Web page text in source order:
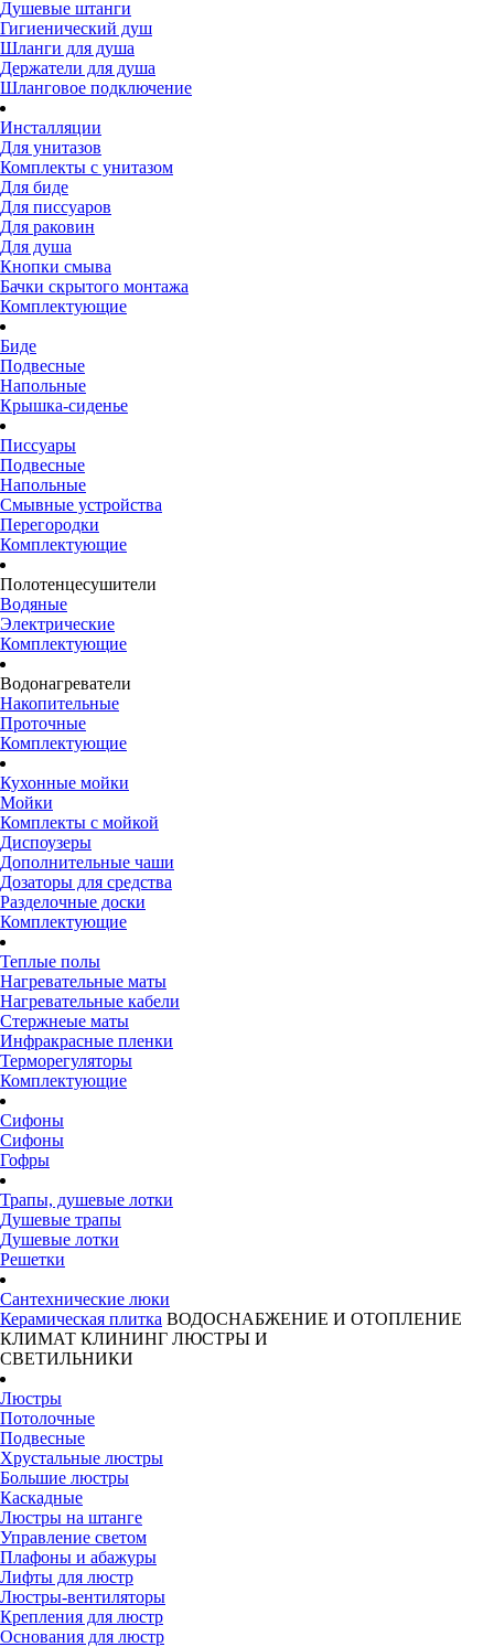
Душевые штанги
Гигиенический душ
Шланги для душа
Держатели для душа
Шланговое подключение
Инсталляции
Для унитазов
Комплекты с унитазом
Для биде
Для писсуаров
Для раковин
Для душа
Кнопки смыва
Бачки скрытого монтажа
Комплектующие
Биде
Подвесные
Напольные
Крышка-сиденье
Писсуары
Подвесные
Напольные
Смывные устройства
Перегородки
Комплектующие
Полотенцесушители
Водяные
Электрические
Комплектующие
Водонагреватели
Накопительные
Проточные
Комплектующие
Кухонные мойки
Мойки
Комплекты с мойкой
Диспоузеры
Дополнительные чаши
Дозаторы для средства
Разделочные доски
Комплектующие
Теплые полы
Нагревательные маты
Нагревательные кабели
Стержнеые маты
Инфракрасные пленки
Терморегуляторы
Комплектующие
Сифоны
Сифоны
Гофры
Трапы, душевые лотки
Душевые трапы
Душевые лотки
Решетки
Сантехнические люки
Керамическая плитка ВОДОСНАБЖЕНИЕ И ОТОПЛЕНИЕ
КЛИМАТ КЛИНИНГ ЛЮСТРЫ И
СВЕТИЛЬНИКИ
Люстры
Потолочные
Подвесные
Хрустальные люстры
Большие люстры
Каскадные
Люстры на штанге
Управление светом
Плафоны и абажуры
Лифты для люстр
Люстры-вентиляторы
Крепления для люстр
Основания для люстр